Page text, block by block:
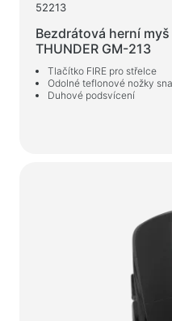
52213
Bezdrátová herní myš
THUNDER GM-213
Tlačítko FIRE pro střelce
Odolné teflonové nožky
Duhové podsvícení